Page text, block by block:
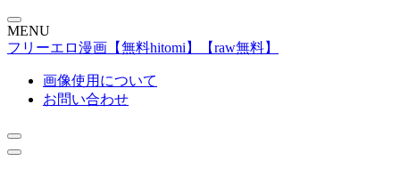
MENU
フリーエロ漫画【無料hitomi】【raw無料】
画像使用について
お問い合わせ